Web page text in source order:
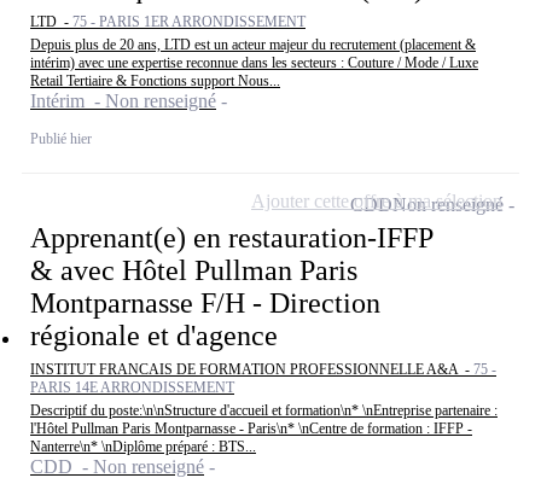
LTD - 75 - PARIS 1ER ARRONDISSEMENT
Depuis plus de 20 ans, LTD est un acteur majeur du recrutement (placement &
intérim) avec une expertise reconnue dans les secteurs : Couture / Mode / Luxe
Retail Tertiaire & Fonctions support Nous...
Intérim - Non renseigné
Publié hier
Apprenant(e) en restauration-IFFP
& avec Hôtel Pullman Paris
Montparnasse F/H - Direction
régionale et d'agence
INSTITUT FRANCAIS DE FORMATION PROFESSIONNELLE A&A - 75 -
PARIS 14E ARRONDISSEMENT
Descriptif du poste:\n\nStructure d'accueil et formation\n* \nEntreprise partenaire :
l'Hôtel Pullman Paris Montparnasse - Paris\n* \nCentre de formation : IFFP -
Nanterre\n* \nDiplôme préparé : BTS...
CDD - Non renseigné
CDDNon renseigné
Ajouter cette offre à ma sélection